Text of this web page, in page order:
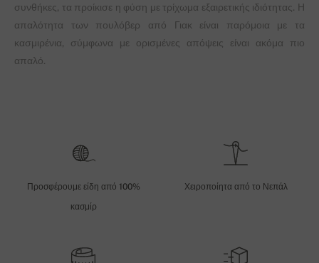
συνθήκες, τα προίκισε η φύση με τρίχωμα εξαιρετικής ιδιότητας. Η
απαλότητα των πουλόβερ από Γιακ είναι παρόμοια με τα
κασμιρένια, σύμφωνα με ορισμένες απόψεις είναι ακόμα πιο
απαλό.
Προσφέρουμε είδη από 100%
κασμίρ
Χειροποίητα από το Νεπάλ